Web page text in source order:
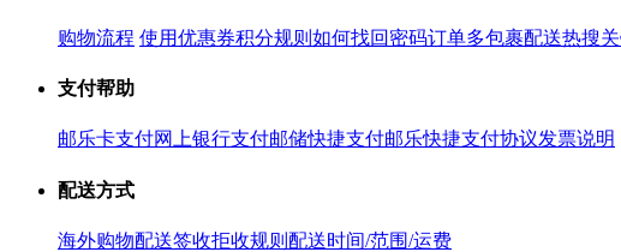
购物流程 使用优惠券积分规则 如何找回密码订单多包裹配送热搜
支付帮助
邮乐卡支付网上银行支付邮储快捷支付邮乐快捷支付协议发票说明
配送方式
海外购物配送签收拒收规则 配送时间/范围/运费